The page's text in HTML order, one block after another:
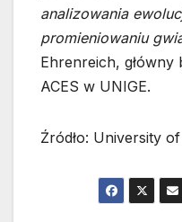
analizowania
promieniowaniu
Ehrenreich, główny
ACES w UNIGE.
Źródło: University